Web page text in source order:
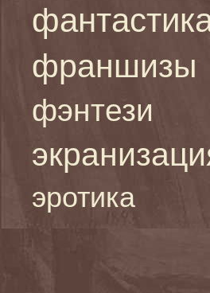
франшизы
фэнтези
эротика